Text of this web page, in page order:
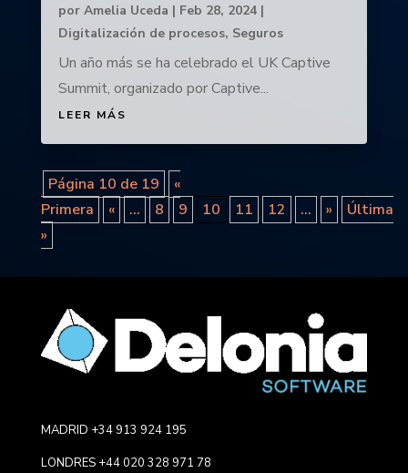
por Amelia Uceda | Feb 28, 2024|
Digitalización de procesos, Seguros
Un año más se ha celebrado el UK Captive
Summit, organizado por Captive...
LEER MÁS
Página 10 de 19
«
Primera
« ... 8 9 10 11 12 ... »
Última
»
MADRID +34 913 924 195
LONDRES +44 020 328 971 78